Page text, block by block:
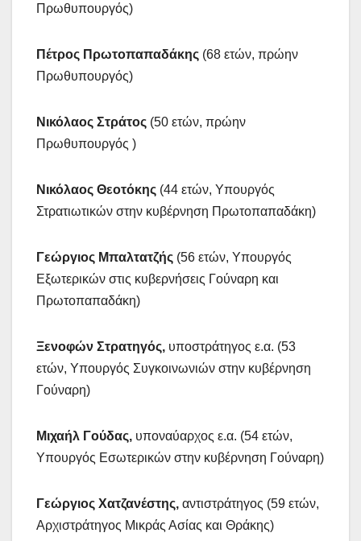
Πρωθυπουργός)
Πέτρος Πρωτοπαπαδάκης (68 ετών, πρώην
Πρωθυπουργός)
Νικόλαος Στράτος (50 ετών, πρώην
Πρωθυπουργός )
Νικόλαος Θεοτόκης (44 ετών, Υπουργός
Στρατιωτικών στην κυβέρνηση Πρωτοπαπαδάκη)
Γεώργιος Μπαλτατζής (56 ετών, Υπουργός
Εξωτερικών στις κυβερνήσεις Γούναρη και
Πρωτοπαπαδάκη)
Ξενοφών Στρατηγός, υποστράτηγος ε.α. (53
ετών, Υπουργός Συγκοινωνιών στην κυβέρνηση
Γούναρη)
Μιχαήλ Γούδας, υποναύαρχος ε.α. (54 ετών,
Υπουργός Εσωτερικών στην κυβέρνηση Γούναρη)
Γεώργιος Χατζανέστης, αντιστράτηγος (59 ετών,
Αρχιστράτηγος Μικράς Ασίας και Θράκης)